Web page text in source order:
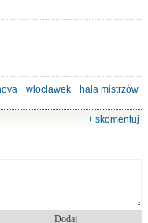
wloclawek hala mistrzów
+ skomentuj